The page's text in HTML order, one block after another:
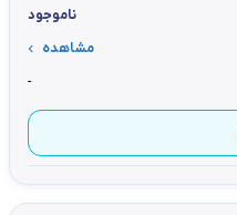
ناموجود
مشاهده
-